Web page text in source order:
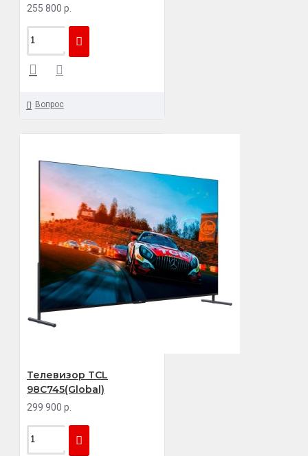
255 800 р.
Вопрос
Телевизор TCL
98C745(Global)
299 900 р.